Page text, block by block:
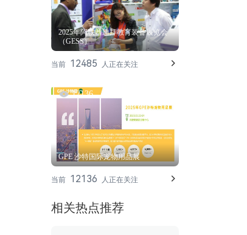
2025年阿联酋迪拜教育装备展览会
（GESS）
当前 12485 人正在关注
12136
GPE 沙特国际宠物用品展
当前 12136 人正在关注
相关热点推荐